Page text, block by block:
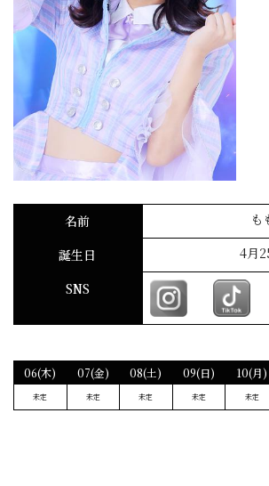
名前
も
誕生日
4月
SNS
06(木)
未定
07(金)
未定
08(土)
未定
09(日)
未定
10(月)
未定